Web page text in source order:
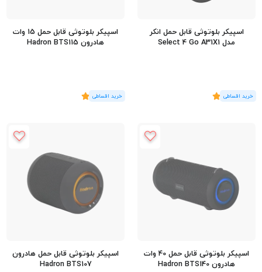
اسپیکر بلوتوثی قابل حمل انکر
مدل Select 4 Go A31X1
(5 رای)
5
اسپیکر بلوتوثی قابل حمل 15 وات
هادرون Hadron BTS115
(3 رای)
5
اسپیکر بلوتوثی قابل حمل 40 وات
هادرون Hadron BTS140
اسپیکر بلوتوثی قابل حمل هادرون
Hadron BTS107